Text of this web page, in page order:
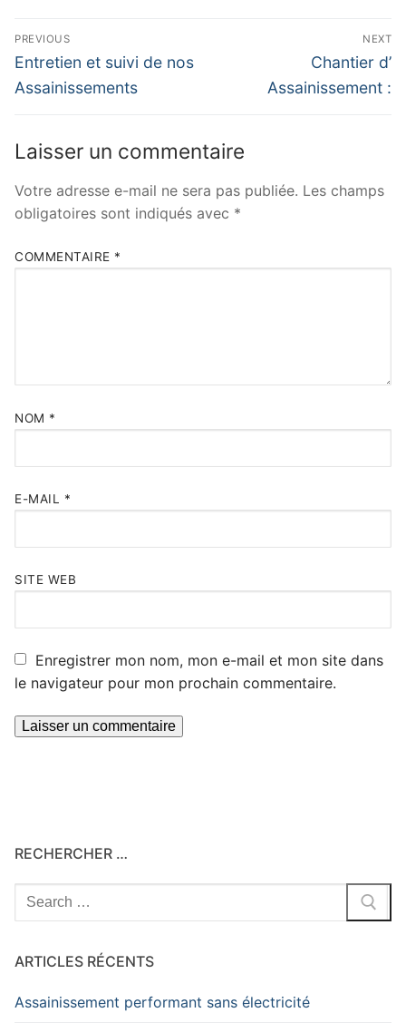
Navigation
de
l’article
PREVIOUS
Previous
post:
Entretien et suivi de nos
Assainissements
NEXT
Next
post:
Chantier d’
Assainissement :
Laisser un commentaire
Votre adresse e-mail ne sera pas publiée. Les champs
obligatoires sont indiqués avec *
COMMENTAIRE *
NOM *
E-MAIL *
SITE WEB
Enregistrer mon nom, mon e-mail et mon site dans
le navigateur pour mon prochain commentaire.
RECHERCHER …
Rechercher
:
ARTICLES RÉCENTS
Assainissement performant sans électricité